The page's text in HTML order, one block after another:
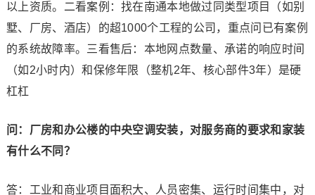
以上资质。二看案例：找在南通本地做过同类型项目（如别
墅、厂房、酒店）的超1000个工程的公司，重点问已有案例
的系统故障率。三看售后：本地网点数量、承诺的响应时间
（如2小时内）和保修年限（整机2年、核心部件3年）是硬
杠杠
问：厂房和办公楼的中央空调安装，对服务商的要求和家装
有什么不同？
答：工业和商业项目面积大、人员密集、运行时间集中，对